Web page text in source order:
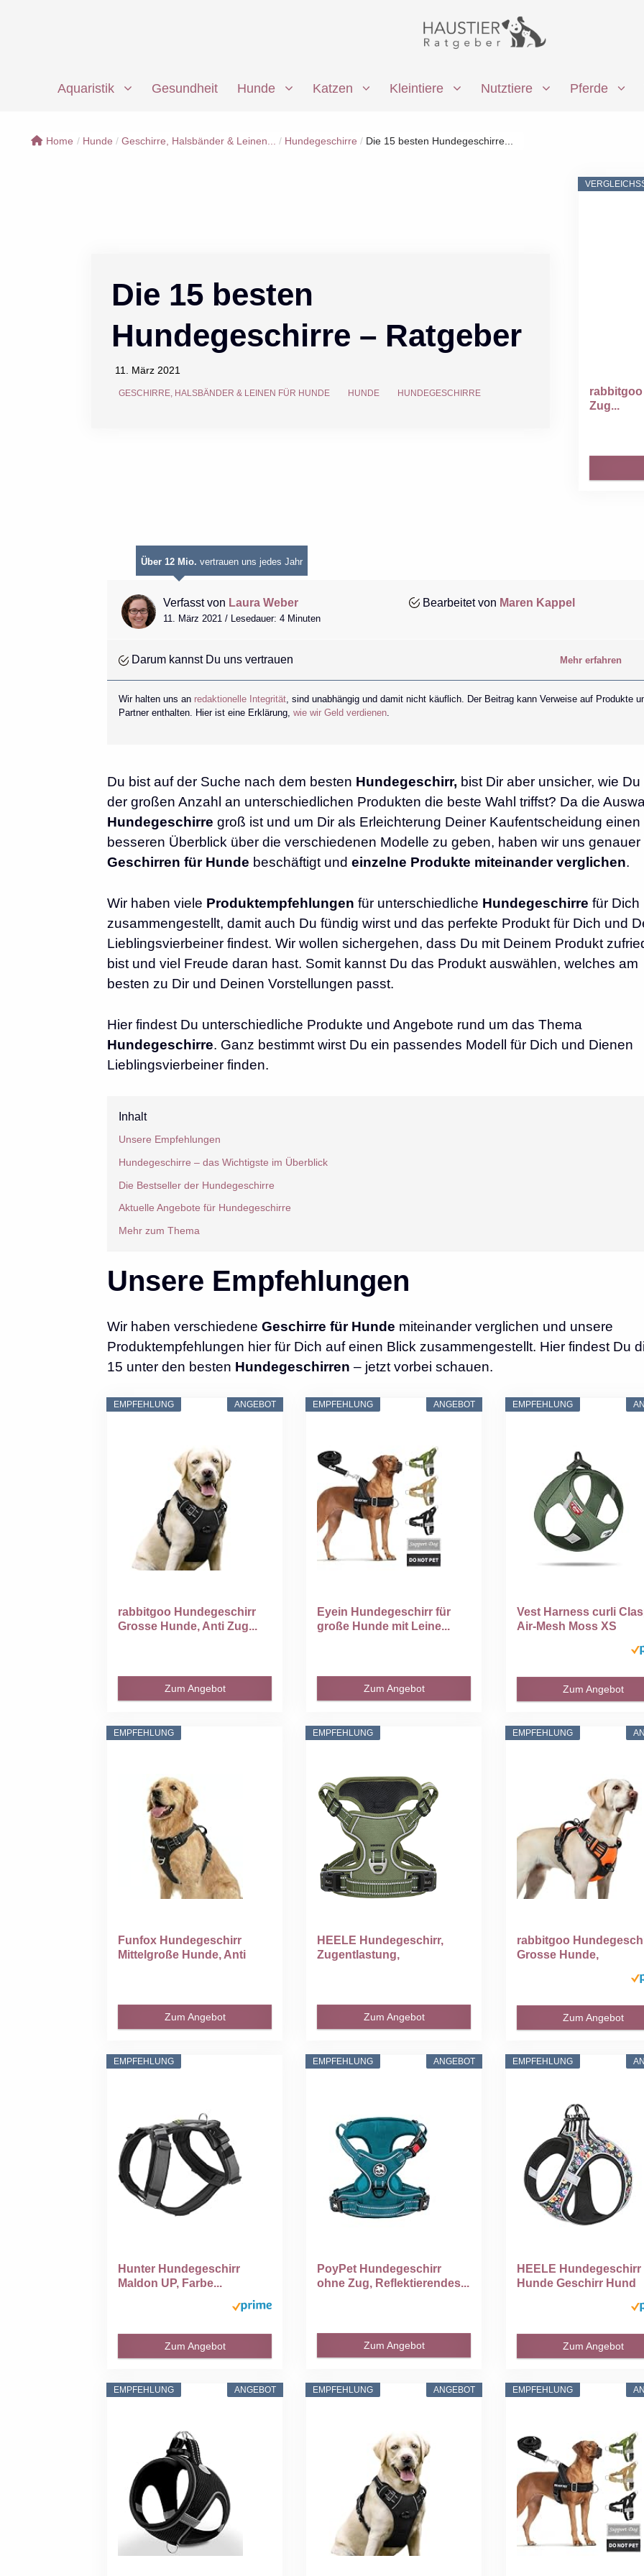
Aquaristik Gesundheit Hunde Katzen Kleintiere Nutztiere Pferde
Home / Hunde / Geschirre, Halsbänder & Leinen... / Hundegeschirre / Die 15 besten Hundegeschirre...
Die 15 besten
Hundegeschirre – Ratgeber
11. März 2021
GESCHIRRE, HALSBÄNDER & LEINEN FÜR HUNDE HUNDE HUNDEGESCHIRRE
Zug...
Über 12 Mio. vertrauen uns jedes Jahr
Verfasst von Laura Weber
11. März 2021 / Lesedauer: 4 Minuten
Bearbeitet von Maren Kappel
Darum kannst Du uns vertrauen Mehr erfahren
Wir halten uns an redaktionelle Integrität, sind unabhängig und damit nicht käuflich. Der Beitrag kann Verweise auf Produkte
Partner enthalten. Hier ist eine Erklärung, wie wir Geld verdienen.
Du bist auf der Suche nach dem besten Hundegeschirr, bist Dir aber unsicher, wie Du
der großen Anzahl an unterschiedlichen Produkten die beste Wahl triffst? Da die
Hundegeschirre groß ist und um Dir als Erleichterung Deiner Kaufentscheidung einen
besseren Überblick über die verschiedenen Modelle zu geben, haben wir uns genauer
Geschirren für Hunde beschäftigt und einzelne Produkte miteinander verglichen.
Wir haben viele Produktempfehlungen für unterschiedliche Hundegeschirre für Dich
zusammengestellt, damit auch Du fündig wirst und das perfekte Produkt für Dich und
Lieblingsvierbeiner findest. Wir wollen sichergehen, dass Du mit Deinem Produkt
bist und viel Freude daran hast. Somit kannst Du das Produkt auswählen, welches am
besten zu Dir und Deinen Vorstellungen passt.
Hier findest Du unterschiedliche Produkte und Angebote rund um das Thema
Hundegeschirre. Ganz bestimmt wirst Du ein passendes Modell für Dich und Dienen
Lieblingsvierbeiner finden.
Inhalt
Unsere Empfehlungen
Hundegeschirre – das Wichtigste im Überblick
Die Bestseller der Hundegeschirre
Aktuelle Angebote für Hundegeschirre
Mehr zum Thema
Unsere Empfehlungen
Wir haben verschiedene Geschirre für Hunde miteinander verglichen und unsere
Produktempfehlungen hier für Dich auf einen Blick zusammengestellt. Hier findest Du
15 unter den besten Hundegeschirren – jetzt vorbei schauen.
ANGEBOT
EMPFEHLUNG
rabbitgoo Hundegeschirr
Grosse Hunde, Anti Zug...
Zum Angebot
ANGEBOT
EMPFEHLUNG
Eyein Hundegeschirr für
große Hunde mit Leine...
Zum Angebot
EMPFEHLUNG
Vest Harness curli
Air-Mesh Moss XS
Zum Angebot
EMPFEHLUNG
Funfox Hundegeschirr
Mittelgroße Hunde, Anti
Zum Angebot
EMPFEHLUNG
HEELE Hundegeschirr,
Zugentlastung,
Zum Angebot
EMPFEHLUNG
rabbitgoo
Grosse Hunde,
Zum Angebot
EMPFEHLUNG
Hunter Hundegeschirr
Maldon UP, Farbe...
Zum Angebot
ANGEBOT
EMPFEHLUNG
PoyPet Hundegeschirr
ohne Zug, Reflektierendes...
Zum Angebot
EMPFEHLUNG
HEELE Hundegeschirr
Hunde Geschirr Hund
Zum Angebot
ANGEBOT
EMPFEHLUNG ANGEBOT
EMPFEHLUNG EMPFEHLUNG